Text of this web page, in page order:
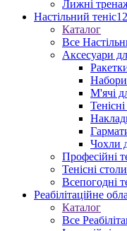
Лижні
Настільний теніс
Каталог
Все
Аксесуари
Набори
М'ячі
Чохли
Професійні
Тенісні
Всепогодні
Реабілітаційне
Каталог
Все